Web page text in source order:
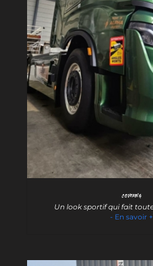
Covering
Un look sportif qui fait
- En savoir +